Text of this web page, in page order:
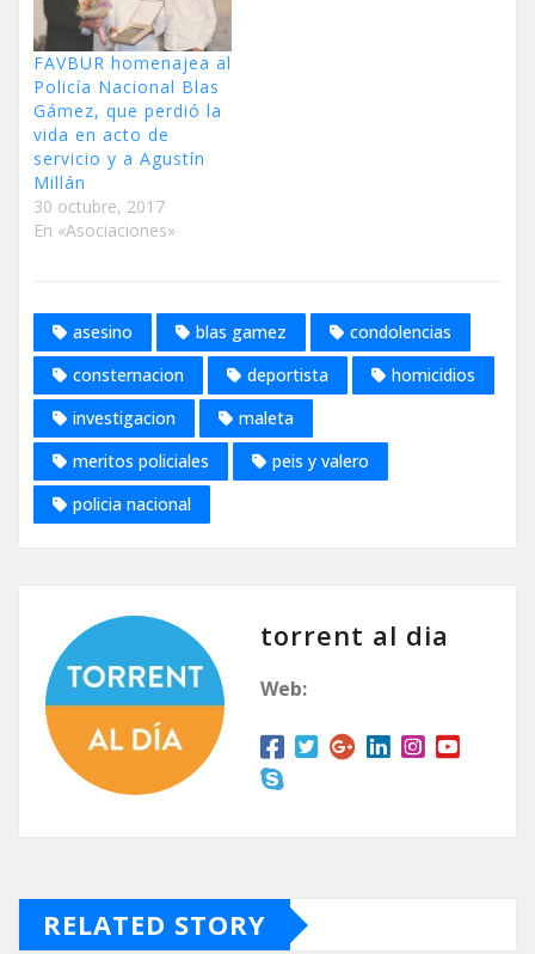
FAVBUR homenajea al
Policía Nacional Blas
Gámez, que perdió la
vida en acto de
servicio y a Agustín
Millán
30 octubre, 2017
En «Asociaciones»
asesino blas gamez
condolencias
consternacion
deportista
homicidios
investigacion
maleta
meritos policiales
peis y valero
policia nacional
torrent al dia
Web:
RELATED STORY